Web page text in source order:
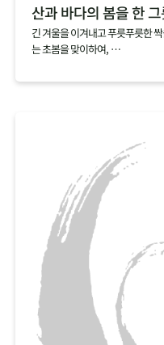
산과 바다의 봄을 한
긴 겨울을 이겨내고 푸릇푸릇한
는 초봄을 맞이하여,